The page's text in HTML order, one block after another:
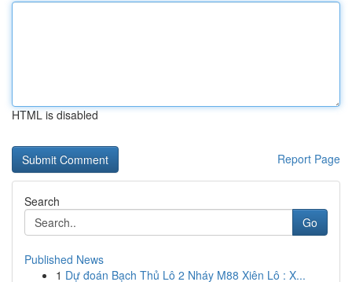
HTML is disabled
Report Page
Search
Go
Published News
1 Dự đoán Bạch Thủ Lô 2 Nháy M88 Xiên Lô : X...